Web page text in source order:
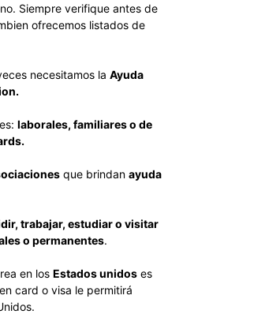
Siempre verifique antes de
ofrecemos listados de
necesitamos la Ayuda
laborales, familiares o de
que brindan ayuda
trabajar, estudiar o visitar
o permanentes.
en los Estados unidos es
card o visa le permitirá